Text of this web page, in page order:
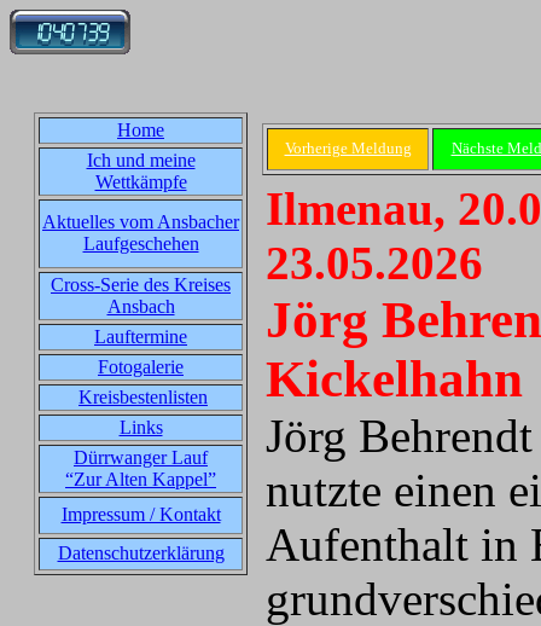
Home
Ich und meine
Wettkämpfe
Aktuelles vom Ansbacher
Laufgeschehen
Cross-Serie des Kreises
Ansbach
Lauftermine
Fotogalerie
Kreisbestenlisten
Links
Dürrwanger Lauf
“Zur Alten Kappel”
Impressum / Kontakt
Datenschutzerklärung
Vorherige Meldung Nächste
Ilmenau,
23.05.2026
Jörg
Kickelhahn
Jörg
nutzte einen
Aufenthalt in